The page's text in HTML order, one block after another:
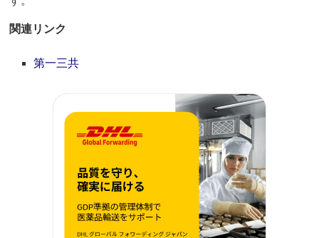
関連リンク
第一三共